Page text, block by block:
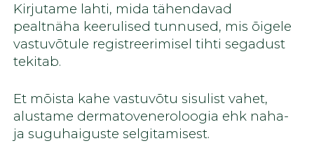
Kirjutame lahti, mida tähendavad
pealtnäha keerulised tunnused, mis õigele
vastuvõtule registreerimisel tihti segadust
tekitab.
Et mõista kahe vastuvõtu sisulist vahet,
alustame dermatoveneroloogia ehk naha-
ja suguhaiguste selgitamisest.